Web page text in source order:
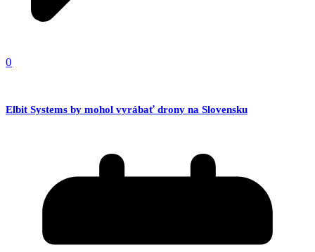
0
Elbit Systems by mohol vyrábať drony na Slovensku